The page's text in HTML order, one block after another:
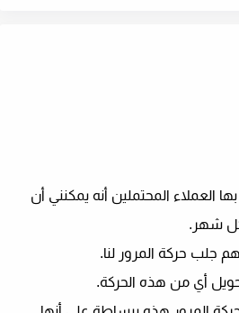
العملاء المحتملين أنه يمكنني أن
كل شهر.
جلب حركة المرور لنا.
أي من هذه الحركة.